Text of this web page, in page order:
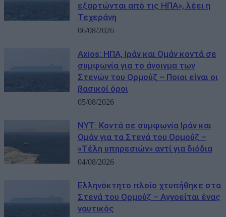
εξαρτώνται από τις ΗΠΑ», λέει η
Τεχεράνη
06/08/2026
Axios: ΗΠΑ, Ιράν και Ομάν κοντά σε
συμφωνία για το άνοιγμα των
Στενών του Ορμούζ – Ποιοι είναι οι
βασικοί όροι
05/08/2026
NYT: Κοντά σε συμφωνία Ιράν και
Ομάν για τα Στενά του Ορμούζ –
«Τέλη υπηρεσιών» αντί για διόδια
04/08/2026
Ελληνόκτητο πλοίο χτυπήθηκε στα
Στενά του Ορμούζ – Αγνοείται ένας
ναυτικός